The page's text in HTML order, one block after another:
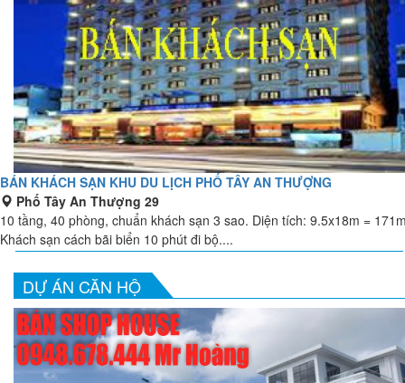
BÁN KHÁCH SẠN KHU DU LỊCH PHỐ TÂY AN THƯỢNG
Phố Tây An Thượng 29
10 tầng, 40 phòng, chuẩn khách sạn 3 sao. Diện tích: 9.5x18m =
Khách sạn cách bãi biển 10 phút đi bộ....
DỰ ÁN CĂN HỘ